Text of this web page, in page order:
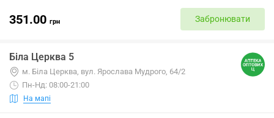
351.00 грн Забронювати
Біла Церква 5
м. Біла Церква, вул. Ярослава Мудрого, 64/2
Пн-Нд: 08:00-21:00
На мапі